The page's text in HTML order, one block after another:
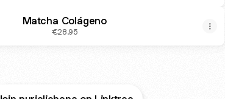
Matcha Colágeno
€28.95